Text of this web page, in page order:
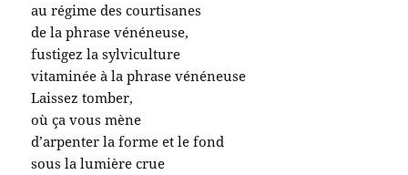
au régime des courtisanes
de la phrase vénéneuse,
fustigez la sylviculture
vitaminée à la phrase vénéneuse
Laissez tomber,
où ça vous mène
d’arpenter la forme et le fond
sous la lumière crue